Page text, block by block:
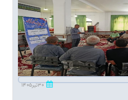
۳۰تیر۱۴۰۵